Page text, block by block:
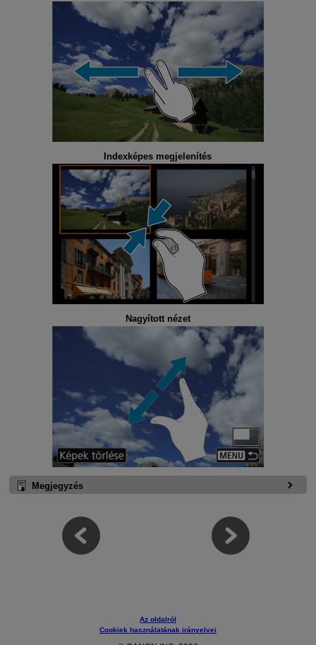
Indexképes megjelenítés
Nagyított nézet
Megjegyzés
Az oldalról
Cookiek használatának irányelvei